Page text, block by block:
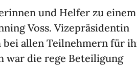
und Helfer zu einem
Voss. Vize­prä­si­dentin
bei allen Teil­neh­mern für
war die rege Betei­li­gung